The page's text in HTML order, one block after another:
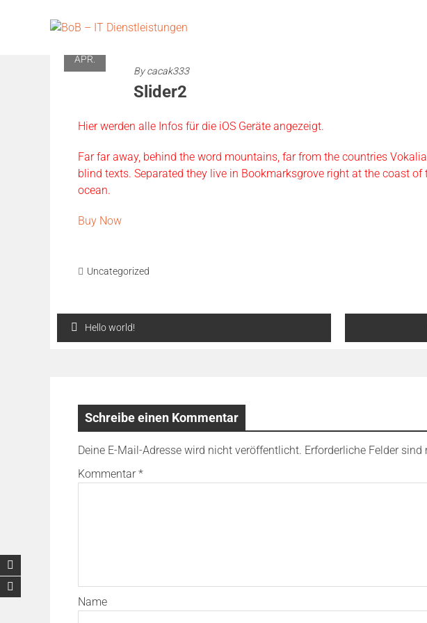
APR.
Bycacak333
Slider2
Hier werden alle Infos für die iOS Geräte angezeigt.
Far far away, behind the word mountains, far from the countries
blind texts. Separated they live in Bookmarksgrove right at the coast
ocean.
Buy Now
Uncategorized
Beitragsnavigation
Hello world!
Schreibe einen Kommentar
Deine E-Mail-Adresse wird nicht veröffentlicht. Erforderliche Felder sind
Kommentar *
Name